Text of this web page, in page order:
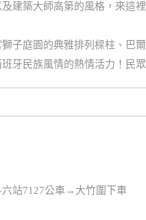
建築大師高第的風格，來這
子庭園的典雅排列樑柱、巴
牙民族風情的熱情活力！民
站7127公車→大竹圍下車